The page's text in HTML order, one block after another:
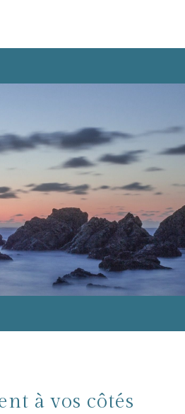
à vos côtés